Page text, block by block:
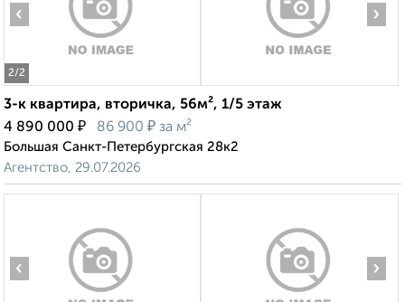
2/2
‹ ›
3-к квартира, вторичка, 56м², 1/5 этаж
4 890 000 ₽ 86 900 ₽ за м²
Большая Санкт-Петербургская 28к2
Агентство, 29.07.2026
‹ ›